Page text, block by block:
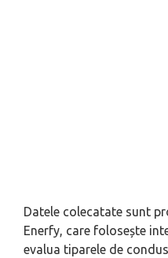
Datele colecatate sunt
Enerfy, care folosește
evalua tiparele de